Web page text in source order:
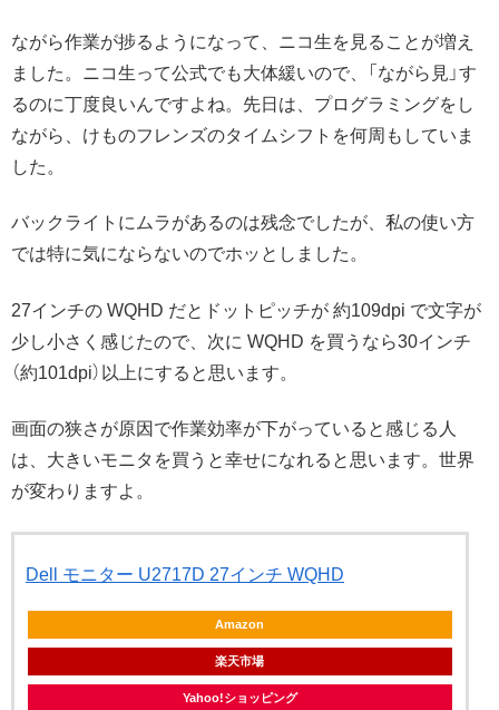
ながら作業が捗るようになって、ニコ生を見ることが増え
ました。ニコ生って公式でも大体緩いので、「ながら見」す
るのに丁度良いんですよね。先日は、プログラミングをし
ながら、けものフレンズのタイムシフトを何周もしていま
した。
バックライトにムラがあるのは残念でしたが、私の使い方
では特に気にならないのでホッとしました。
27インチの WQHD だとドットピッチが 約109dpi で文字が
少し小さく感じたので、次に WQHD を買うなら30インチ
（約101dpi）以上にすると思います。
画面の狭さが原因で作業効率が下がっていると感じる人
は、大きいモニタを買うと幸せになれると思います。世界
が変わりますよ。
Dell モニター U2717D 27インチ WQHD
Amazon
楽天市場
Yahoo!ショッピング